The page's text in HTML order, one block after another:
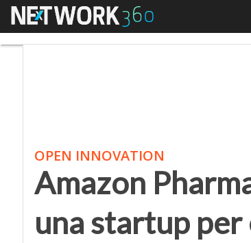
Menu Amazon
OPEN INNOVATION
Amazon
una startup